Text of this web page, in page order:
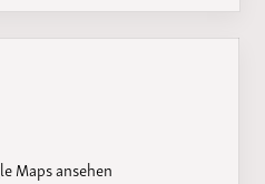
Maps ansehen